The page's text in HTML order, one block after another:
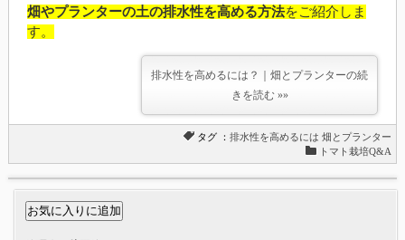
畑やプランターの土の排水性を高める方法をご紹介しま
す。
排水性を高めるには？｜畑とプランターの続
きを読む »»
タグ ：排水性を高めるには 畑とプランター
トマト栽培Q&A